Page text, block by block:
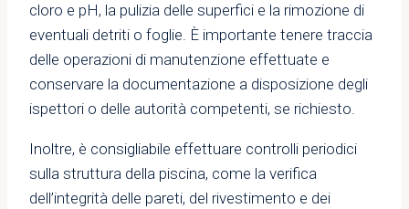
cloro e pH, la pulizia delle superfici e la rimozione di
eventuali detriti o foglie. È importante tenere traccia
delle operazioni di manutenzione effettuate e
conservare la documentazione a disposizione degli
ispettori o delle autorità competenti, se richiesto.
Inoltre, è consigliabile effettuare controlli periodici
sulla struttura della piscina, come la verifica
dell’integrità delle pareti, del rivestimento e dei